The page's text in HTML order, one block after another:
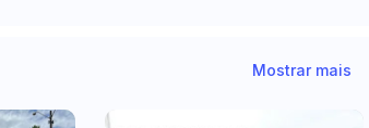
Mostrar mais